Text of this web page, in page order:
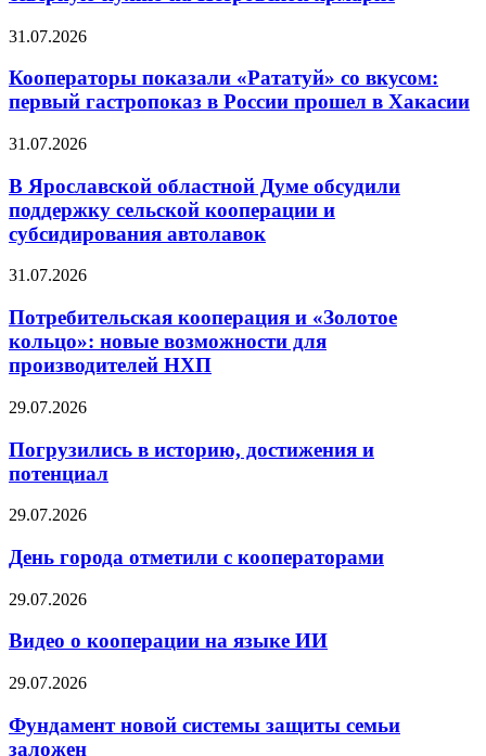
31.07.2026
Кооператоры показали «Рататуй» со вкусом:
первый гастропоказ в России прошел в Хакасии
31.07.2026
В Ярославской областной Думе обсудили
поддержку сельской кооперации и
субсидирования автолавок
31.07.2026
Потребительская кооперация и «Золотое
кольцо»: новые возможности для
производителей НХП
29.07.2026
Погрузились в историю, достижения и
потенциал
29.07.2026
День города отметили с кооператорами
29.07.2026
Видео о кооперации на языке ИИ
29.07.2026
Фундамент новой системы защиты семьи
заложен